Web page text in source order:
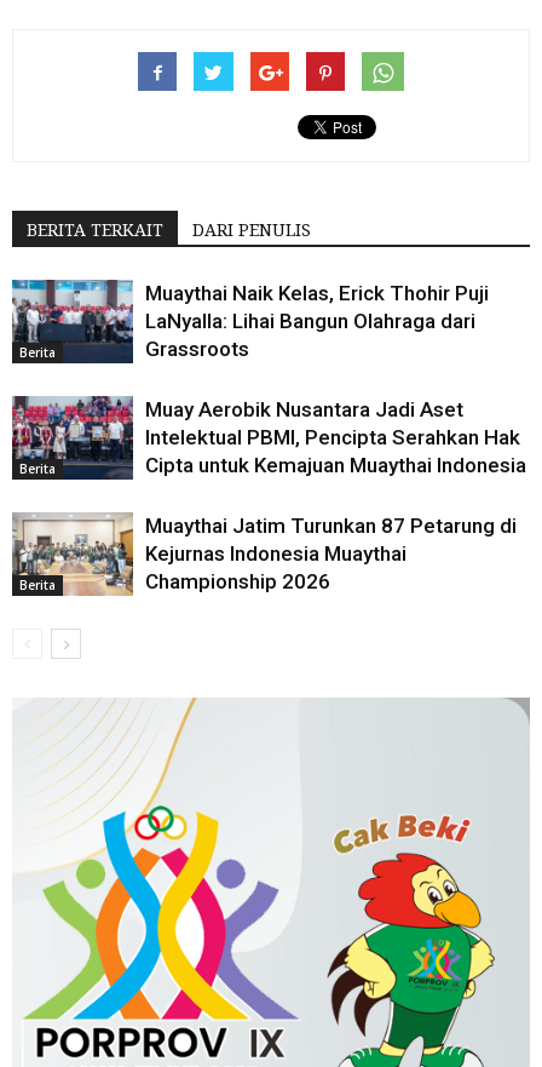
BERITA TERKAIT DARI PENULIS
Berita
Muaythai Naik Kelas, Erick Thohir Puji
LaNyalla: Lihai Bangun Olahraga dari
Grassroots
Berita
Muay Aerobik Nusantara Jadi Aset
Intelektual PBMI, Pencipta Serahkan Hak
Cipta untuk Kemajuan Muaythai Indonesia
Berita
Muaythai Jatim Turunkan 87 Petarung di
Kejurnas Indonesia Muaythai
Championship 2026